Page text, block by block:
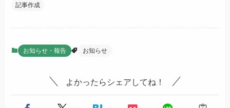
記事作成
お知らせ・報告 お知らせ
よかったらシェアしてね！